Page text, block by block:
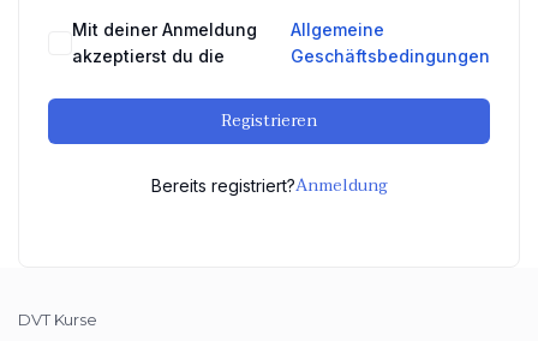
Mit deiner Anmeldung
akzeptierst du die
Allgemeine
Geschäftsbedingungen
Registrieren
Bereits registriert?Anmeldung
DVT Kurse